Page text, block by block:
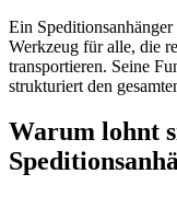
Ein
Werkzeug für alle, die
transportieren. Seine
strukturiert den
Warum lohnt